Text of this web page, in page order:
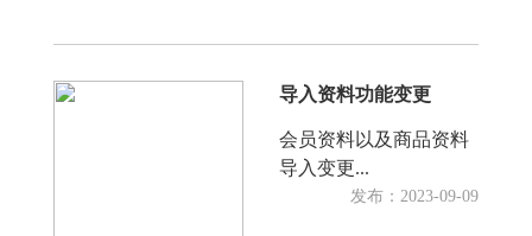
导入资料功能变更
会员资料以及商品资料
导入变更...
发布：2023-09-09